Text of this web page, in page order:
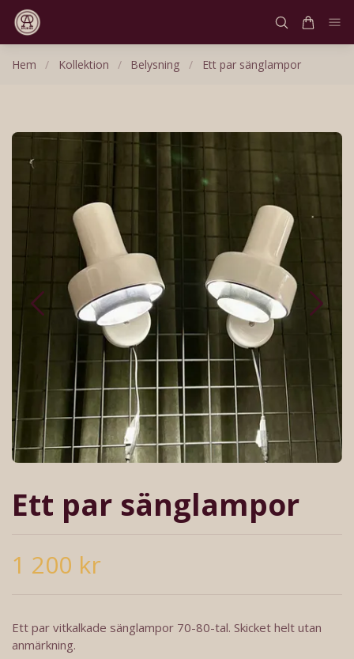
Hem / Kollektion / Belysning / Ett par sänglampor
Ett par sänglampor
1 200 kr
Ett par vitkalkade sänglampor 70-80-tal. Skicket helt utan
anmärkning.